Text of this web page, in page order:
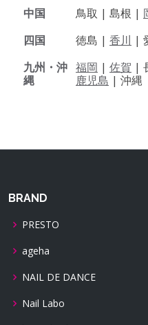
中国
鳥取 | 島根 |
四国
徳島 | 香川 |
九州・沖
縄
福岡 | 佐賀 |
鹿児島 | 沖縄
BRAND
PRESTO
ageha
NAIL DE DANCE
Nail Labo